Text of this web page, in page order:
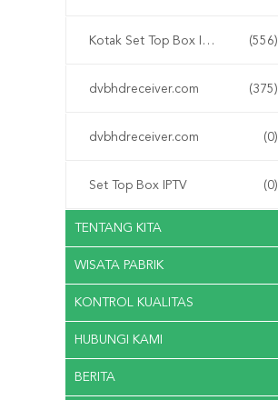
Kotak Set Top Box IPTV HD (556)
dvbhdreceiver.com (375)
dvbhdreceiver.com (0)
Set Top Box IPTV (0)
TENTANG KITA
WISATA PABRIK
KONTROL KUALITAS
HUBUNGI KAMI
BERITA